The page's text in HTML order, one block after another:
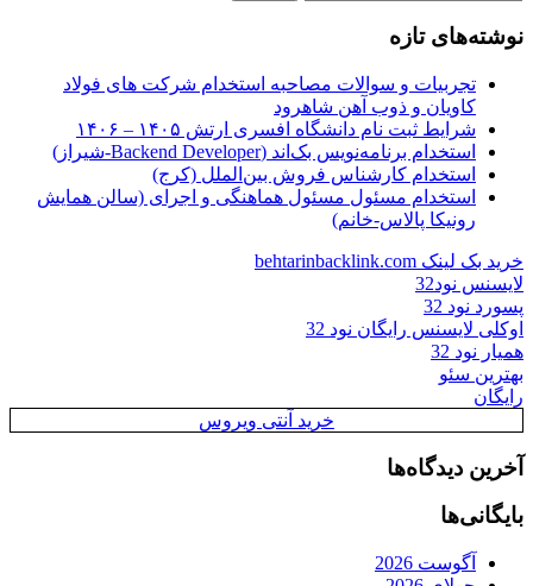
نوشته‌های تازه
تجربیات و سوالات مصاحبه استخدام شرکت های فولاد
کاویان و ذوب آهن شاهرود
شرایط ثبت نام دانشگاه افسری ارتش ۱۴۰۵ – ۱۴۰۶
استخدام برنامه‌نویس بک‌اند (Backend Developer-شیراز)
استخدام کارشناس فروش بین‌الملل (کرج)
استخدام مسئول مسئول هماهنگی و اجرای (سالن همایش
رونیکا پالاس-خانم)
خرید بک لینک behtarinbacklink.com
لایسنس نود32
پسورد نود 32
اوکلی لایسنس رایگان نود 32
همیار نود 32
بهترین سئو
رایگان
خرید آنتی ویروس
آخرین دیدگاه‌ها
بایگانی‌ها
آگوست 2026